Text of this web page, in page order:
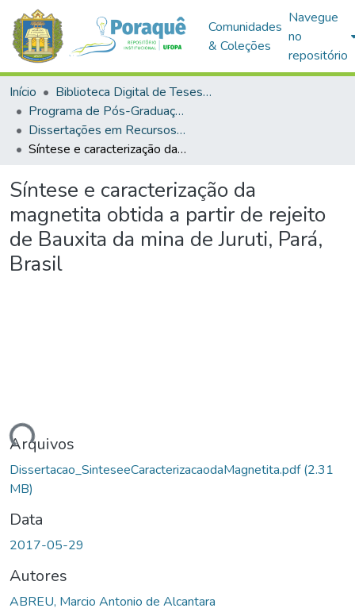
Comunidades
& Coleções
Navegue
no
repositório
Início
Biblioteca Digital de Teses e Dissertações (BDTD)
Programa de Pós-Graduação em Recursos Naturais da Amazônia (PPGRNA)
Dissertações em Recursos Naturais da Amazônia (Mestrado)
Síntese e caracterização da magnetita obtida a partir de rejeito de Bauxita da mina de Juruti, Pará, Brasil
Síntese e caracterização da
magnetita obtida a partir de rejeito
de Bauxita da mina de Juruti, Pará,
Brasil
Arquivos
Dissertacao_SinteseeCaracterizacaodaMagnetita.pdf(2.31
MB)
Data
2017-05-29
Autores
ABREU, Marcio Antonio de Alcantara